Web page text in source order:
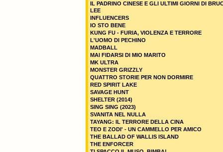
IL PADRINO CINESE E GLI ULTIMI GIORNI DI
LEE
INFLUENCERS
IO STO BENE
KUNG FU - FURIA, VIOLENZA E TERRORE
L'UOMO DI PECHINO
MADBALL
MAI FIDARSI DI MIO MARITO
MK ULTRA
MONSTER GRIZZLY
QUATTRO STORIE PER NON DORMIRE
RED SPIRIT LAKE
SAVAGE HUNT
SHELTER (2014)
SING SING (2023)
SVANITA NEL NULLA
TAYANG: IL TERRORE DELLA CINA
TEO E ZODI' - UN CAMMELLO PER AMICO
THE BALLAD OF WALLIS ISLAND
THE ENFORCER